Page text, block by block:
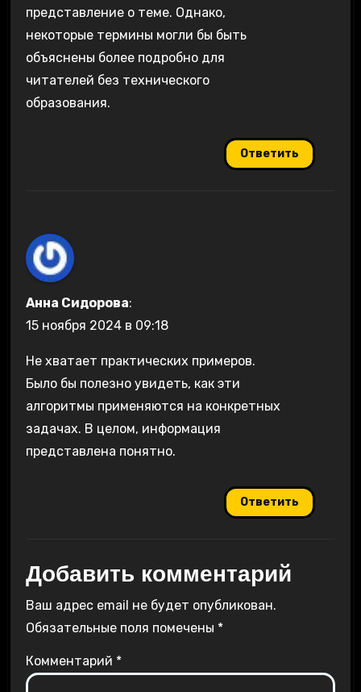
представление о теме. Однако,
некоторые термины могли бы быть
объяснены более подробно для
читателей без технического
образования.
Ответить
Анна Сидорова:
15 ноября 2024 в 09:18
Не хватает практических примеров.
Было бы полезно увидеть, как эти
алгоритмы применяются на конкретных
задачах. В целом, информация
представлена понятно.
Ответить
Добавить комментарий
Ваш адрес email не будет опубликован.
Обязательные поля помечены *
Комментарий *